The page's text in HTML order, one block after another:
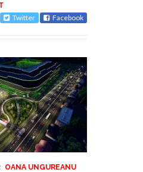
Twitter Facebook
OANA UNGUREANU